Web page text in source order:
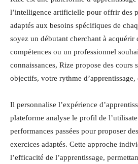
l’intelligence artificielle pour offrir des
adaptés aux besoins spécifiques de
soyez un débutant cherchant à acquérir
compétences ou un professionnel
connaissances, Rize propose des cours
objectifs, votre rythme
Il personnalise l’expérience
plateforme analyse le profil de
performances passées pour proposer
exercices adaptés. Cette approche
l’efficacité de l’apprentissage,